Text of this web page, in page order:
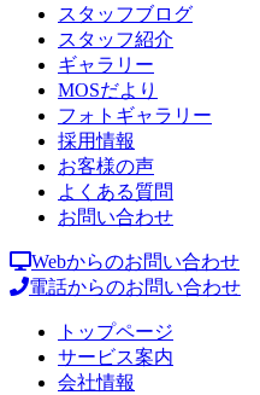
スタッフブログ
スタッフ紹介
ギャラリー
MOSだより
フォトギャラリー
採用情報
お客様の声
よくある質問
お問い合わせ
Webからのお問い合わせ
電話からのお問い合わせ
トップページ
サービス案内
会社情報